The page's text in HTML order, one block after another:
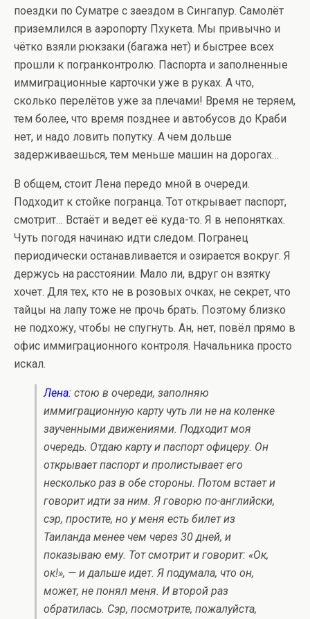
поездки по Суматре с заездом в Сингапур. Самолёт
приземлился в аэропорту Пхукета. Мы привычно и
чётко взяли рюкзаки (багажа нет) и быстрее всех
прошли к погранконтролю. Паспорта и заполненные
иммиграционные карточки уже в руках. А что,
сколько перелётов уже за плечами! Время не теряем,
тем более, что время позднее и автобусов до Краби
нет, и надо ловить попутку. А чем дольше
задерживаешься, тем меньше машин на дорогах…
В общем, стоит Лена передо мной в очереди.
Подходит к стойке погранца. Тот открывает паспорт,
смотрит… Встаёт и ведет её куда-то. Я в непонятках.
Чуть погодя начинаю идти следом. Погранец
периодически останавливается и озирается вокруг. Я
держусь на расстоянии. Мало ли, вдруг он взятку
хочет. Для тех, кто не в розовых очках, не секрет, что
тайцы на лапу тоже не прочь брать. Поэтому близко
не подхожу, чтобы не спугнуть. Ан, нет, повёл прямо в
офис иммиграционного контроля. Начальника просто
искал.
Лена: стою в очереди, заполняю
иммиграционную карту чуть ли не на коленке
заученными движениями. Подходит моя
очередь. Отдаю карту и паспорт офицеру. Он
открывает паспорт и пролистывает его
несколько раз в обе стороны. Потом встает и
говорит идти за ним. Я говорю по-английски,
сэр, простите, но у меня есть билет из
Таиланда менее чем через 30 дней, и
показываю ему. Тот смотрит и говорит: «Ок,
ок!», — и дальше идет. Я подумала, что он,
может, не понял меня. И второй раз
обратилась. Сэр, посмотрите, пожалуйста,